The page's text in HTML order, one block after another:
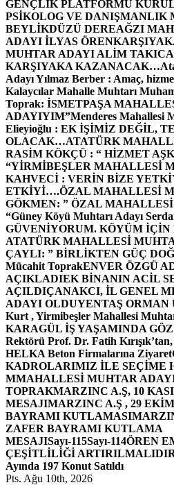
GENÇLİK PLATFORMU
PSİKOLOG VE DANIŞMANLIK
BEYLİKDÜZÜ DEREAĞZI
ADAYI İLYAS ÖREN
MUHTAR ADAYI ALİM
KARŞIYAKA KAZANACAK…
Adayı Yılmaz Berber : Amaç,
Kalaycılar Mahalle Muhtarı
Toprak: İSMETPAŞA
ADAYIYIM”Menderes Mahallesi
Elieyioğlu : EK İŞİMİZ DEĞİL,
OLACAK…ATATÜRK
RASİM KÖKÇÜ : “ HİZMET
“YİRMİBEŞLER MAHALLESİ
KAHVECİ : VERİN BİZE
ETKİYİ….ÖZAL MAHALLESİ
GÖKMEN: ” ÖZAL
“Güney Köyü Muhtarı Adayı
GÜVENİYORUM. KÖYÜM
ATATÜRK MAHALLESİ
ÇAYLI: ” BİRLİKTEN GÜÇ
Mücahit ToprakENVER ÖZGÜ
AÇIKLADIEK BİNANIN ACİL
AÇILDIÇANAKCI, İL GENEL
ADAYI OLDUYENTAŞ ORMAN
Kurt , Yirmibeşler Mahallesi
KARAGÜL İŞ YAŞAMINDA
Rektörü Prof. Dr. Fatih
HELKA Beton Firmalarına Ziyaret
KADROLARIMIZ İLE SEÇİME
MMAHALLESİ MUHTAR
TOPRAKMARZINC A.Ş, 10
MESAJIMARZINC A.Ş , 29
BAYRAMI KUTLAMASI
ZAFER BAYRAMI KUTLAMA
MESAJISayı-115Sayı-114ÖREN
ÇEŞİTLİLİĞİ
Ayında 197 Konut Satıldı
Pts. Ağu 10th, 2026